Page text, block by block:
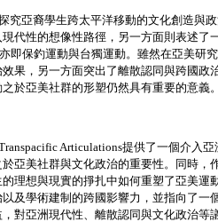
亞裔學生跨太平洋移動的文化創造與
代性的想像性路徑，另一方面則表述了
即保釣運動與台獨運動。雖然在亞美研
果，另一方面突出了離散認同與跨國
於亞美社群的形塑仍然具有重要的意義。
Articulations提供了一個介入
亞美社群與文化政治的重要性。同時
理想與現實的掙扎中如何重塑了亞美
及學術建制的跨國影響力，並指向了
對亞洲現代性、離散認同與文化政治等